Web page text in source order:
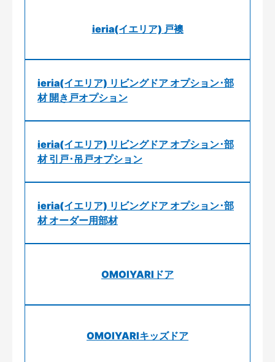
ieria(イエリア) 戸襖
ieria(イエリア) リビングドア オプション･部
材 開き戸オプション
ieria(イエリア) リビングドア オプション･部
材 引戸･吊戸オプション
ieria(イエリア) リビングドア オプション･部
材 オーダー用部材
OMOIYARIドア
OMOIYARIキッズドア